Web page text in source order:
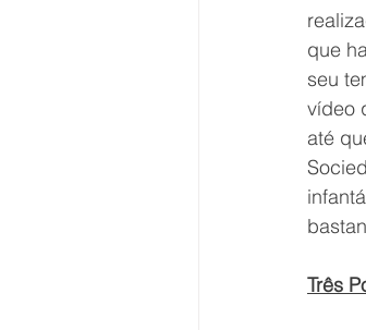
que
seu
vídeo
até
Três